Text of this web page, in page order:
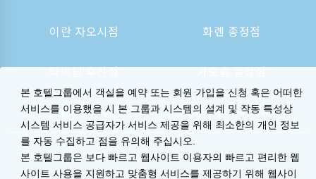
이란 자오시점 화롄 종정점
타이난 후산점 가오슝 종정점
가오슝역 점 오사카 신사이바시는
본 호텔그룹에서 객실을 예약 또는 회원 가입을 신청 혹은 어떠한
서비스를 이용했을 시 본 그룹과 시스템의 설계 및 작동 특성상
시스템 서비스 공급자가 서비스 제공을 위해 최소한의 개인 정보
를 자동 수집하고 점을 유의해 주십시오.
본 호텔그룹은 보다 빠르고 웹사이트 이용자의 빠르고 편리한 웹
사이트 사용을 지원하고 맞춤형 서비스를 제공하기 위해 웹사이